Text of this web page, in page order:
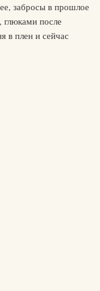
забросы в прошлое
глюками после
в плен и сейчас